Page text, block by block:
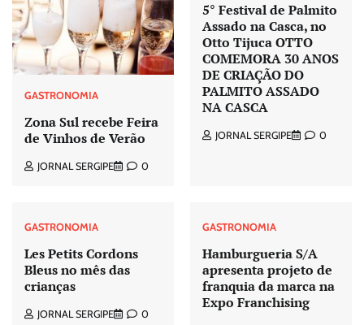
GASTRONOMIA
Zona Sul recebe Feira
de Vinhos de Verão
JORNAL SERGIPE 0
5° Festival de Palmito
Assado na Casca, no
Otto Tijuca OTTO
COMEMORA 30 ANOS
DE CRIAÇÃO DO
PALMITO ASSADO
NA CASCA
JORNAL SERGIPE 0
GASTRONOMIA
Les Petits Cordons
Bleus no mês das
crianças
JORNAL SERGIPE 0
GASTRONOMIA
Hamburgueria S/A
apresenta projeto de
franquia da marca na
Expo Franchising